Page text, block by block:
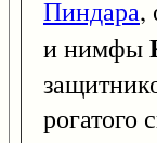
Пиндара,
и нимфы
рогатого